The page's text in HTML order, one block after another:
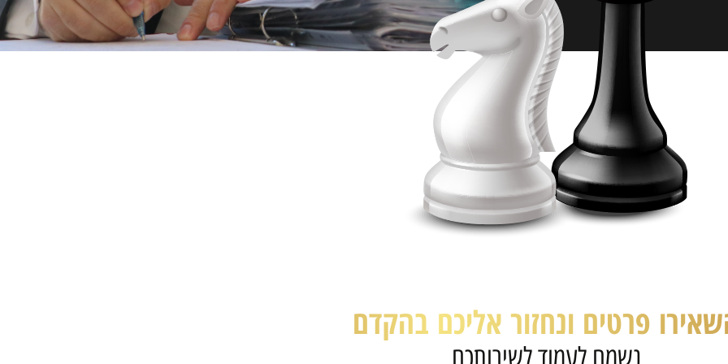
פרטים ונחזור אליכם בהקדם